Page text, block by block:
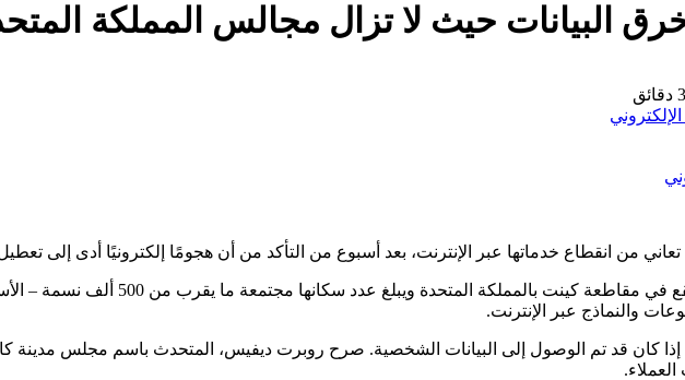
3 دقائق
الإلكتروني
من انقطاع خدماتها عبر الإنترنت، بعد أسبوع من التأكد من أن هجومًا إلكترونيًا أدى إلى
قالت مجالس كانتربري ودوفر وثانيت –
والنماذج عبر الإنترنت.